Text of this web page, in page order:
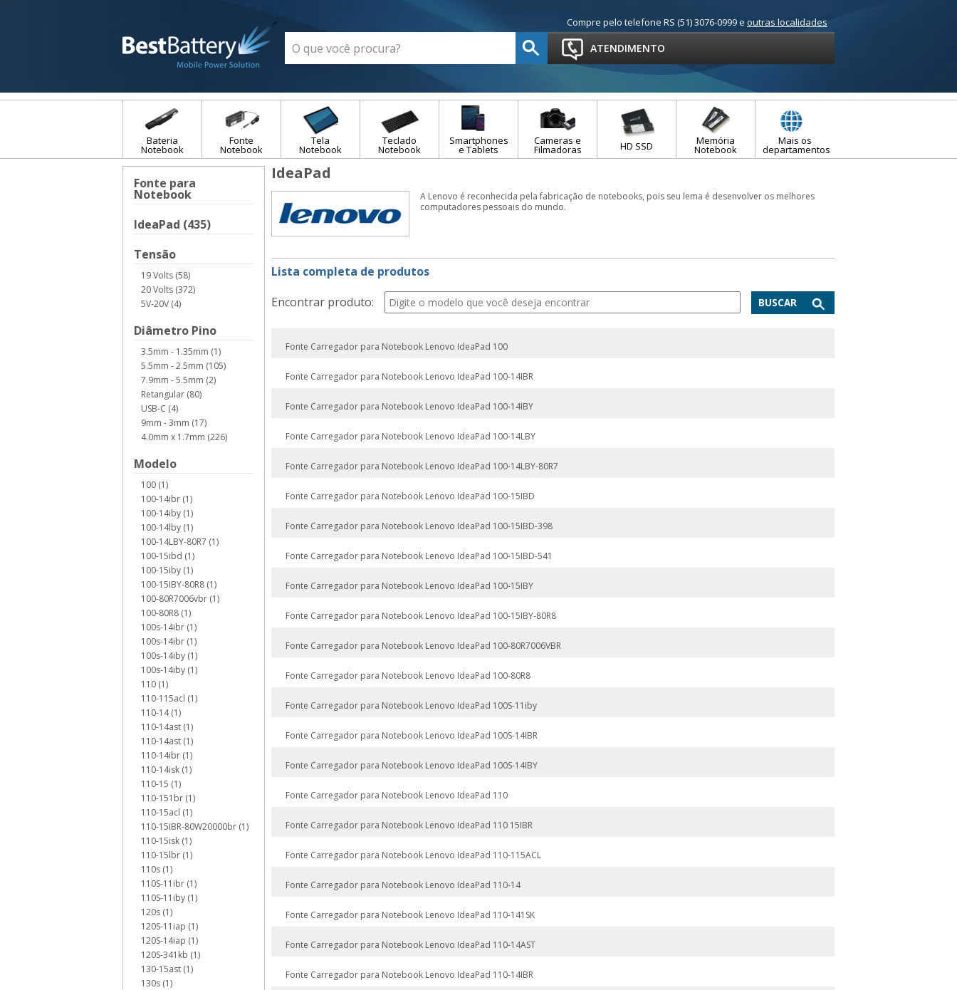
Compre pelo telefone RS (51) 3076-0999 e outras localidades
ATENDIMENTO
Bateria
Notebook
Fonte
Notebook
Tela
Notebook
Teclado
Notebook
Smartphones
e Tablets
Cameras e
Filmadoras HD SSD Memória
Notebook
Mais os
departamentos
Fonte para
Notebook
IdeaPad (435)
Tensão
19 Volts (58)
20 Volts (372)
5V-20V (4)
Diâmetro Pino
3.5mm - 1.35mm (1)
5.5mm - 2.5mm (105)
7.9mm - 5.5mm (2)
Retangular (80)
USB-C (4)
9mm - 3mm (17)
4.0mm x 1.7mm (226)
Modelo
100 (1)
100-14ibr (1)
100-14iby (1)
100-14lby (1)
100-14LBY-80R7 (1)
100-15ibd (1)
100-15iby (1)
100-15IBY-80R8 (1)
100-80R7006vbr (1)
100-80R8 (1)
100s-14ibr (1)
100s-14ibr (1)
100s-14iby (1)
100s-14iby (1)
110 (1)
110-115acl (1)
110-14 (1)
110-14ast (1)
110-14ast (1)
110-14ibr (1)
110-14isk (1)
110-15 (1)
110-151br (1)
110-15acl (1)
110-15IBR-80W20000br (1)
110-15isk (1)
110-15lbr (1)
110s (1)
110S-11ibr (1)
110S-11iby (1)
120s (1)
120S-11iap (1)
120S-14iap (1)
120S-341kb (1)
130-15ast (1)
130s (1)
IdeaPad
A Lenovo é reconhecida pela fabricação de notebooks, pois seu lema é desenvolver os melhores
computadores pessoais do mundo.
Lista completa de produtos
Encontrar produto:
BUSCAR
Fonte Carregador para Notebook Lenovo IdeaPad 100
Fonte Carregador para Notebook Lenovo IdeaPad 100-14IBR
Fonte Carregador para Notebook Lenovo IdeaPad 100-14IBY
Fonte Carregador para Notebook Lenovo IdeaPad 100-14LBY
Fonte Carregador para Notebook Lenovo IdeaPad 100-14LBY-80R7
Fonte Carregador para Notebook Lenovo IdeaPad 100-15IBD
Fonte Carregador para Notebook Lenovo IdeaPad 100-15IBD-398
Fonte Carregador para Notebook Lenovo IdeaPad 100-15IBD-541
Fonte Carregador para Notebook Lenovo IdeaPad 100-15IBY
Fonte Carregador para Notebook Lenovo IdeaPad 100-15IBY-80R8
Fonte Carregador para Notebook Lenovo IdeaPad 100-80R7006VBR
Fonte Carregador para Notebook Lenovo IdeaPad 100-80R8
Fonte Carregador para Notebook Lenovo IdeaPad 100S-11iby
Fonte Carregador para Notebook Lenovo IdeaPad 100S-14IBR
Fonte Carregador para Notebook Lenovo IdeaPad 100S-14IBY
Fonte Carregador para Notebook Lenovo IdeaPad 110
Fonte Carregador para Notebook Lenovo IdeaPad 110 15IBR
Fonte Carregador para Notebook Lenovo IdeaPad 110-115ACL
Fonte Carregador para Notebook Lenovo IdeaPad 110-14
Fonte Carregador para Notebook Lenovo IdeaPad 110-141SK
Fonte Carregador para Notebook Lenovo IdeaPad 110-14AST
Fonte Carregador para Notebook Lenovo IdeaPad 110-14IBR